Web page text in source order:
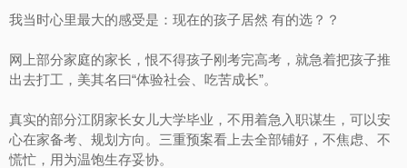
我当时心里最大的感受是：现在的孩子居然 有的选？？
网上部分家庭的家长，恨不得孩子刚考完高考，就急着把孩子推
出去打工，美其名曰“体验社会、吃苦成长”。
真实的部分江阴家长女儿大学毕业，不用着急入职谋生，可以安
心在家备考、规划方向。三重预案看上去全部铺好，不焦虑、不
慌忙，用为温饱生存妥协。